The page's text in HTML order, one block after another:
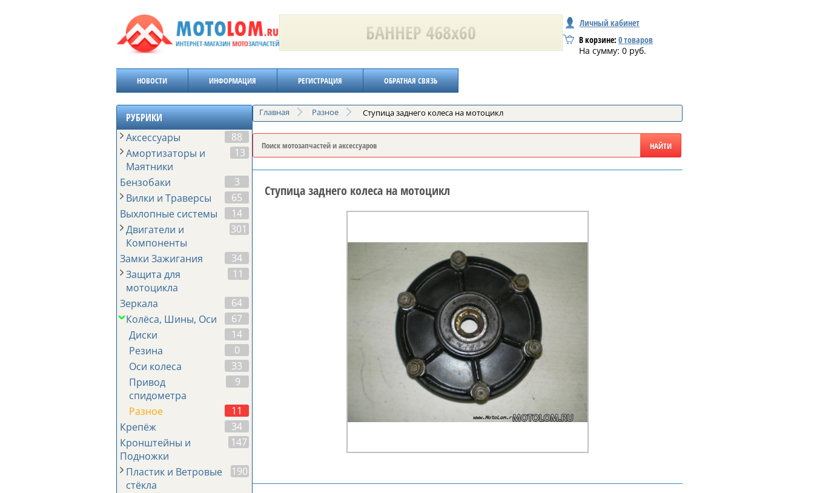
Личный кабинет
В корзине: 0товаров
На сумму: 0 руб.
НОВОСТИ ИНФОРМАЦИЯ РЕГИСТРАЦИЯ ОБРАТНАЯ СВЯЗЬ
РУБРИКИ
Аксессуары
88
Амортизаторы и
Маятники
13
Бензобаки
3
Вилки и Траверсы
65
Выхлопные системы
14
Двигатели и
Компоненты
301
Замки Зажигания
34
Защита для
мотоцикла
11
Зеркала
64
Колёса, Шины, Оси
67
Диски
14
Резина
0
Оси колеса
33
Привод
спидометра
9
Разное
11
Крепёж
34
Кронштейны и
Подножки
147
Пластик и Ветровые
стёкла
190
Главная Разное Ступица заднего колеса на мотоцикл
Ступица заднего колеса на мотоцикл